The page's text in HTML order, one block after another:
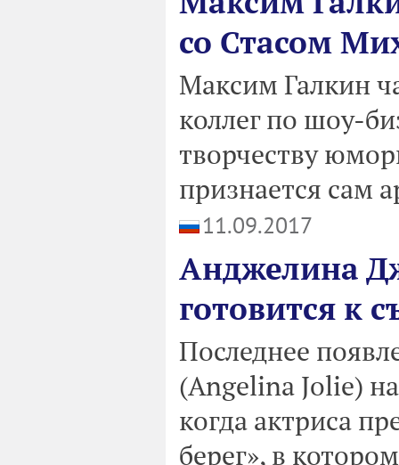
со Стасом
Максим Галкин
коллег по шоу-
творчеству
признается сам
11.09.2017
Анджелина
готовится к
Последнее
(Angelina Jolie)
когда актриса
берег», в